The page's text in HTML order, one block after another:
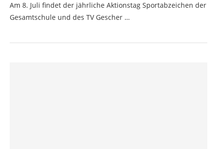
Am 8. Juli findet der jährliche Aktionstag Sportabzeichen der
Gesamtschule und des TV Gescher …